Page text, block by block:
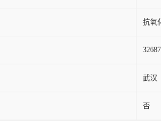
抗氧
武汉
否